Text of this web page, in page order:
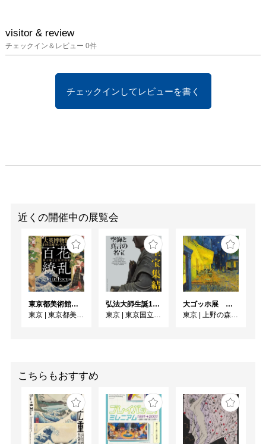
visitor & review
チェックイン＆レビュー 0件
チェックインしてレビューを書く
近くの開催中の展覧会
東京都美術館開館100周年記念 大英博物館日本美術コレクション 百花繚乱〜海を越えた江戸絵画
東京 | 東京都美術館
弘法大師生誕1250年記念 特別展「空海と真言の名宝」
東京 | 東京国立博物館
大ゴッホ展 夜のカフェテラス
東京 | 上野の森美術館
こちらもおすすめ